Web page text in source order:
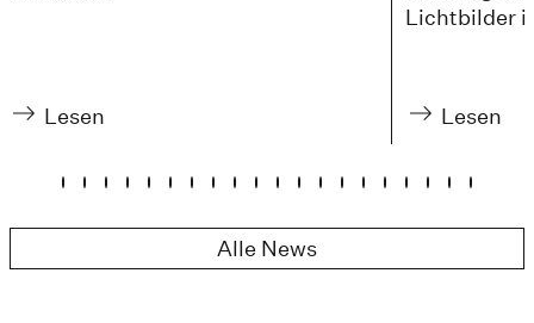
Lesen
Lichtbilder
Lesen
Alle News